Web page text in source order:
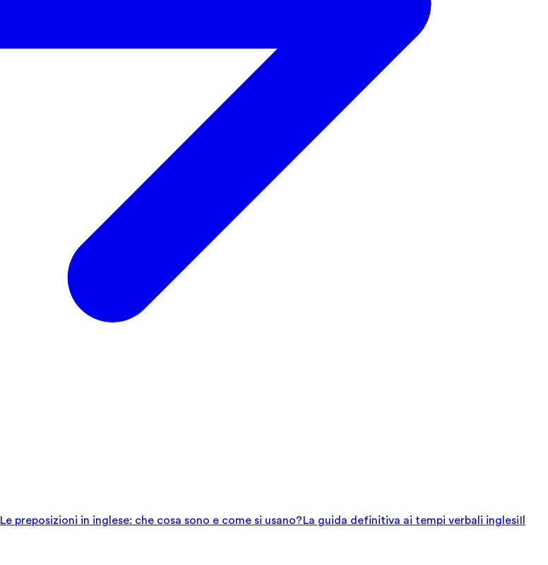
Le preposizioni in inglese: che cosa sono e come si usano?La guida definitiva ai tempi verbali inglesiIl